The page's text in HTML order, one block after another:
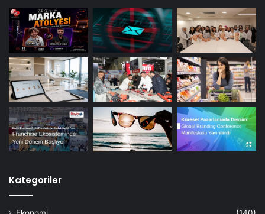
Kategoriler